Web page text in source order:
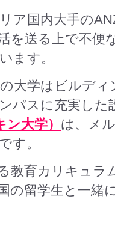
ア国内大手の
を送る上で不便
ます。
大学はビルデ
パスに充実した
大学） は、メ
す。
教育カリキュラ
の留学生と一緒